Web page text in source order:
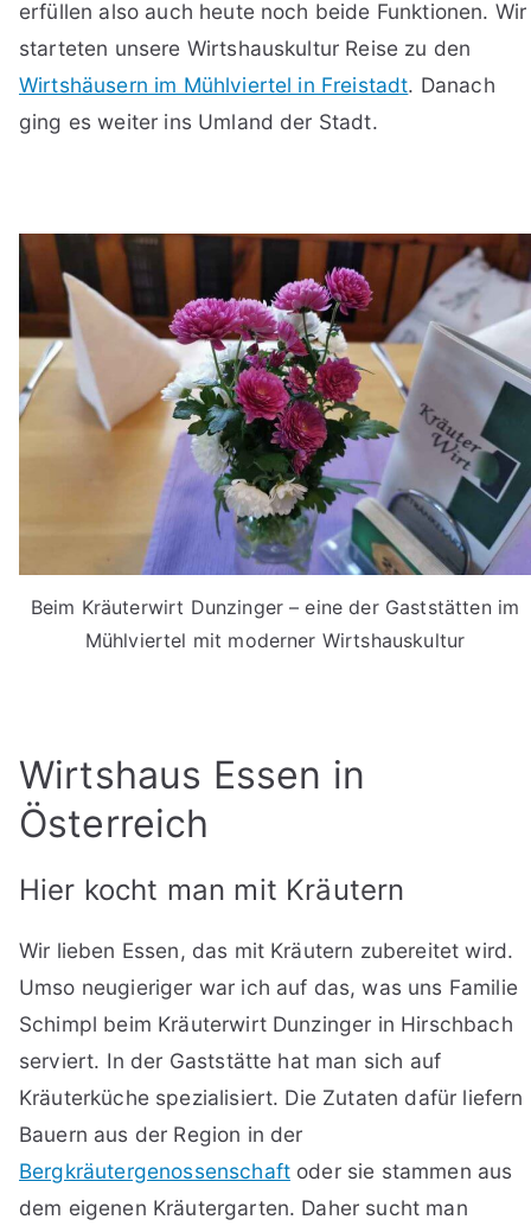
erfüllen also auch heute noch beide Funktionen. Wir
starteten unsere Wirtshauskultur Reise zu den
Wirtshäusern im Mühlviertel in Freistadt. Danach
ging es weiter ins Umland der Stadt.
Beim Kräuterwirt Dunzinger – eine der Gaststätten im
Mühlviertel mit moderner Wirtshauskultur
Wirtshaus Essen in
Österreich
Hier kocht man mit Kräutern
Wir lieben Essen, das mit Kräutern zubereitet wird.
Umso neugieriger war ich auf das, was uns Familie
Schimpl beim Kräuterwirt Dunzinger in Hirschbach
serviert. In der Gaststätte hat man sich auf
Kräuterküche spezialisiert. Die Zutaten dafür liefern
Bauern aus der Region in der
Bergkräutergenossenschaft oder sie stammen aus
dem eigenen Kräutergarten. Daher sucht man